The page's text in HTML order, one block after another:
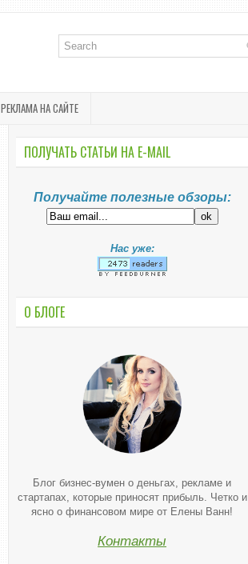
РЕКЛАМА НА САЙТЕ
ПОЛУЧАТЬ СТАТЬИ НА E-MАIL
Получайте полезные обзоры:
Нас уже:
О БЛОГЕ
Блог бизнес-вумен о деньгах, рекламе и
стартапах, которые приносят прибыль. Четко и
ясно о финансовом мире от Елены Ванн!
Контакты